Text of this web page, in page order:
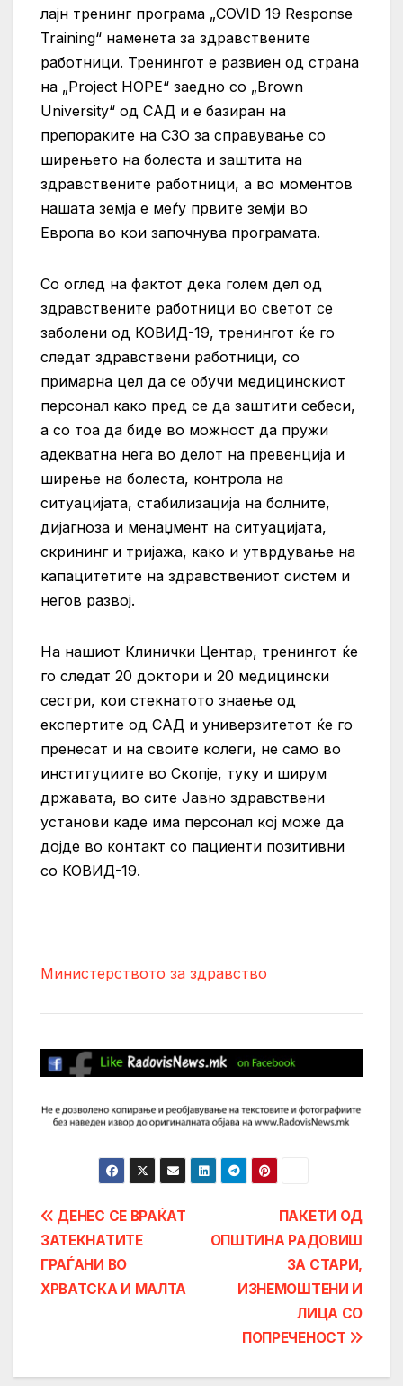
лајн тренинг програма „COVID 19 Response
Training“ наменета за здравствените
работници. Тренингот е развиен од страна
на „Project HOPE“ заедно со „Brown
University“ од САД и е базиран на
препораките на СЗО за справување со
ширењето на болеста и заштита на
здравствените работници, а во моментов
нашата земја е меѓу првите земји во
Европа во кои започнува програмата.
Со оглед на фактот дека голем дел од
здравствените работници во светот се
заболени од КОВИД-19, тренингот ќе го
следат здравствени работници, со
примарна цел да се обучи медицинскиот
персонал како пред се да заштити себеси,
а со тоа да биде во можност да пружи
адекватна нега во делот на превенција и
ширење на болеста, контрола на
ситуацијата, стабилизација на болните,
дијагноза и менаџмент на ситуацијата,
скрининг и тријажа, како и утврдување на
капацитетите на здравствениот систем и
негов развој.
На нашиот Клинички Центар, тренингот ќе
го следат 20 доктори и 20 медицински
сестри, кои стекнатото знаење од
експертите од САД и универзитетот ќе го
пренесат и на своите колеги, не само во
институциите во Скопје, туку и ширум
државата, во сите Јавно здравствени
установи каде има персонал кој може да
дојде во контакт со пациенти позитивни
со КОВИД-19.
Министерството за здравство
Post
navigation
ПАКЕТИ ОД
ОПШТИНА РАДОВИШ
ЗА СТАРИ,
ИЗНЕМОШТЕНИ И
ЛИЦА СО
ПОПРЕЧЕНОСТ
ДЕНЕС СЕ ВРАЌАТ
ЗАТЕКНАТИТЕ
ГРАЃАНИ ВО
ХРВАТСКА И МАЛТА